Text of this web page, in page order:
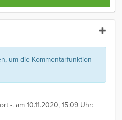
um die Kommentarfunktion
-. am 10.11.2020, 15:09 Uhr: